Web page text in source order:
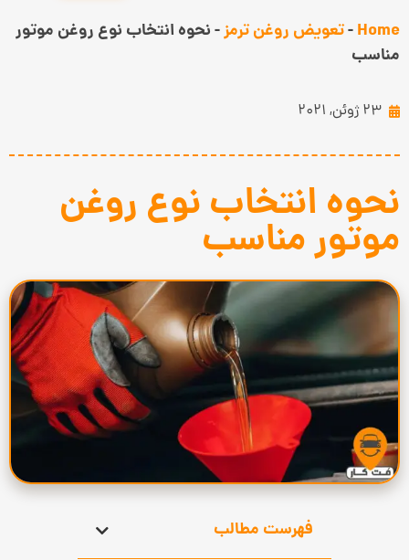
Home
-تعویض روغن ترمز-نحوه انتخاب نوع روغن موتور
مناسب
23 ژوئن, 2021
نحوه انتخاب نوع روغن
موتور مناسب
فهرست مطالب